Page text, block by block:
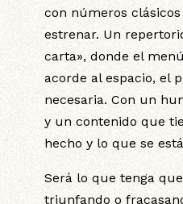
con números
estrenar. Un
carta», donde el
acorde al espacio, el
necesaria. Con un
y un contenido que
hecho y lo que se
Será lo que tenga
triunfando o